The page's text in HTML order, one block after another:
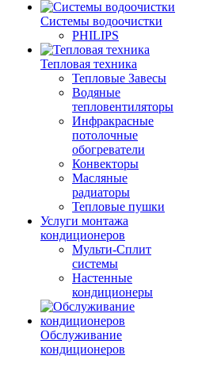
Системы водоочистки
PHILIPS
Тепловая техника
Тепловые Завесы
Водяные
тепловентиляторы
Инфракрасные
потолочные
обогреватели
Конвекторы
Масляные
радиаторы
Тепловые пушки
Услуги монтажа
кондиционеров
Мульти-Сплит
системы
Настенные
кондиционеры
Обслуживание
кондиционеров